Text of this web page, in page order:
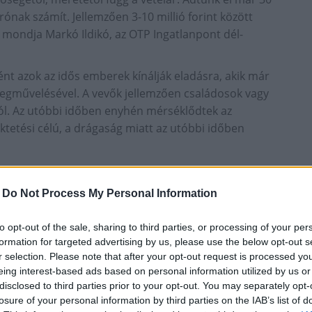
Do Not Process My Personal Information
opt-out of the sale, sharing to third parties, or processing of your
for targeted advertising by us, please use the below opt-out
selection. Please note that after your opt-out request is processed
interest-based ads based on personal information utilized by us
to third parties prior to your opt-out. You may separately
of your personal information by third parties on the IAB’s list of
számít. Jellemzően 3-10 millió forint között
Markó Ildikó, az OTP Ingatlanpont dél-
azok az idős emberek kínálják eladásra, akik már
A vevők jellemzően családosok vagy
Az utóbbi időben enyhén mérséklődtek az
célú, a drágaság miatt az utóbbi időben
ingatlanpiac
jellemző építészeti stílusról könnyen
néhány megmentésért kiáltó ház, de már sokan
ha valaki a Balaton közelsége mellett